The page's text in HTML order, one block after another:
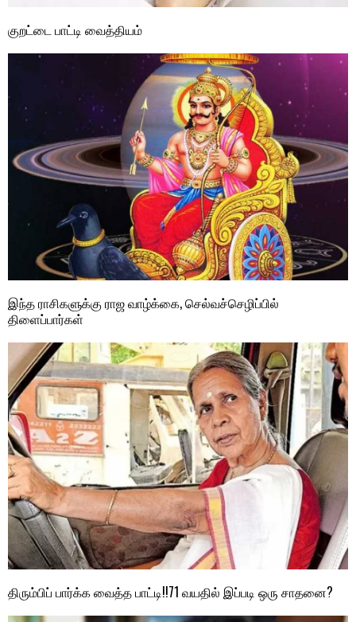
குறட்டை பாட்டி வைத்தியம்
இந்த ராசிகளுக்கு ராஜ வாழ்க்கை, செல்வச்செழிப்பில்
திளைப்பார்கள்
திரும்பிப் பார்க்க வைத்த பாட்டி!!71 வயதில் இப்படி ஒரு சாதனை?